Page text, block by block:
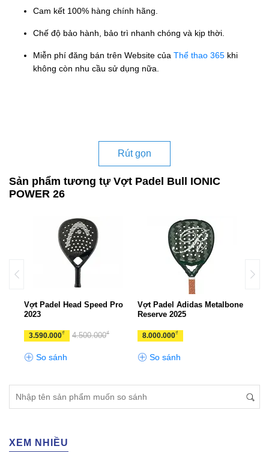
Cam kết 100% hàng chính hãng.
Chế độ bảo hành, bảo trì nhanh chóng và kịp thời.
Miễn phí đăng bán trên Website của Thể thao 365 khi
không còn nhu cầu sử dụng nữa.
Rút gọn
Sản phẩm tương tự Vợt Padel Bull IONIC
POWER 26
Vợt Padel Head Speed Pro
2023
3.590.000₫ 4.500.000₫
So sánh
Vợt Padel Adidas Metalbone
Reserve 2025
8.000.000₫
So sánh
XEM NHIỀU